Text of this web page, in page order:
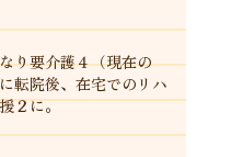
り要介護４（現在の
転院後、在宅でのリハ
２に。